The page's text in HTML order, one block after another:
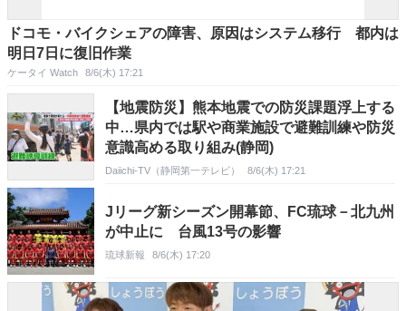
ドコモ・バイクシェアの障害、原因はシステム移行 都内は
明日7日に復旧作業
ケータイ Watch 8/6(木) 17:21
【地震防災】熊本地震での防災課題浮上する
中…県内では駅や商業施設で避難訓練や防災
意識高める取り組み(静岡)
Daiichi-TV（静岡第一テレビ） 8/6(木) 17:21
Jリーグ新シーズン開幕節、FC琉球－北九州
が中止に 台風13号の影響
琉球新報 8/6(木) 17:20